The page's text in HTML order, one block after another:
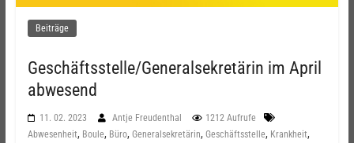
Beiträge
Geschäftsstelle/Generalsekretärin im April
abwesend
11. 02. 2023 Antje Freudenthal
1212 Aufrufe
Abwesenheit, Boule, Büro, Generalsekretärin, Geschäftsstelle, Krankheit,